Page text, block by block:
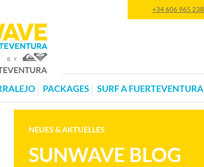
+34 606 965 238
PACKAGES SURF A FUERTEVENTURA
NEUES & AKTUELLES
SUNWAVE BLOG